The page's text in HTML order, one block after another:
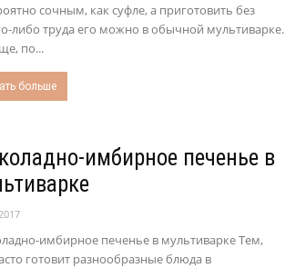
сочным, как суфле, а приготовить без
либо труда его можно в обычной мультиварке.
по...
больше
имбирное печенье в
имбирное печенье в мультиварке Тем,
готовит разнообразные блюда в